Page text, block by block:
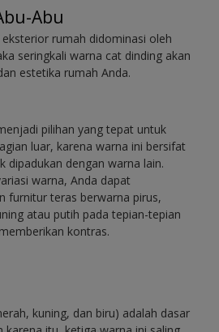
Abu
rumah didominasi oleh
seringkali warna cat dinding akan
estetika rumah Anda.
pilihan yang tepat untuk
luar, karena warna ini bersifat
dipadukan dengan warna lain.
warna, Anda dapat
furnitur teras berwarna pirus,
atau putih pada tepian-tepian
kontras.
kuning, dan biru) adalah dasar